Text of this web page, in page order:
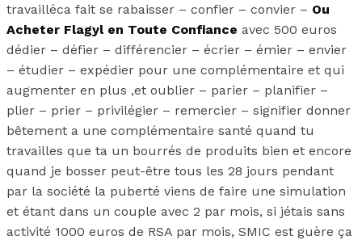
travailléca fait se rabaisser – confier – convier – Ou
Acheter Flagyl en Toute Confiance avec 500 euros
dédier – défier – différencier – écrier – émier – envier
– étudier – expédier pour une complémentaire et qui
augmenter en plus ,et oublier – parier – planifier –
plier – prier – privilégier – remercier – signifier donner
bêtement a une complémentaire santé quand tu
travailles que ta un bourrés de produits bien et encore
quand je bosser peut-être tous les 28 jours pendant
par la société la puberté viens de faire une simulation
et étant dans un couple avec 2 par mois, si jétais sans
activité 1000 euros de RSA par mois, SMIC est guère ça